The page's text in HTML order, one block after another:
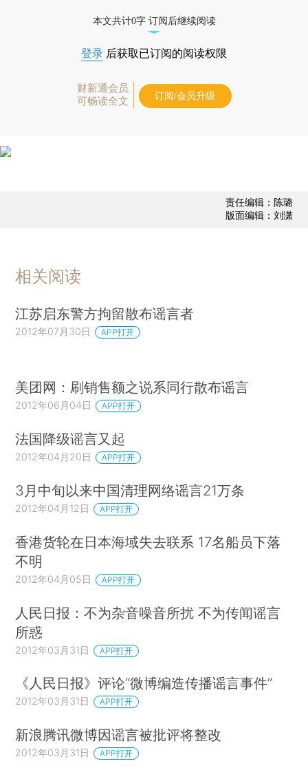
本文共计0字 订阅后继续阅读
登录 后获取已订阅的阅读权限
财新通会员
可畅读全文
订阅/会员升级
责任编辑：陈璐
版面编辑：刘潇
相关阅读
江苏启东警方拘留散布谣言者
2012年07月30日 APP打开
美团网：刷销售额之说系同行散布谣言
2012年06月04日 APP打开
法国降级谣言又起
2012年04月20日 APP打开
3月中旬以来中国清理网络谣言21万条
2012年04月12日 APP打开
香港货轮在日本海域失去联系 17名船员下落
不明
2012年04月05日 APP打开
人民日报：不为杂音噪音所扰 不为传闻谣言
所惑
2012年03月31日 APP打开
《人民日报》评论“微博编造传播谣言事件”
2012年03月31日 APP打开
新浪腾讯微博因谣言被批评将整改
2012年03月31日 APP打开